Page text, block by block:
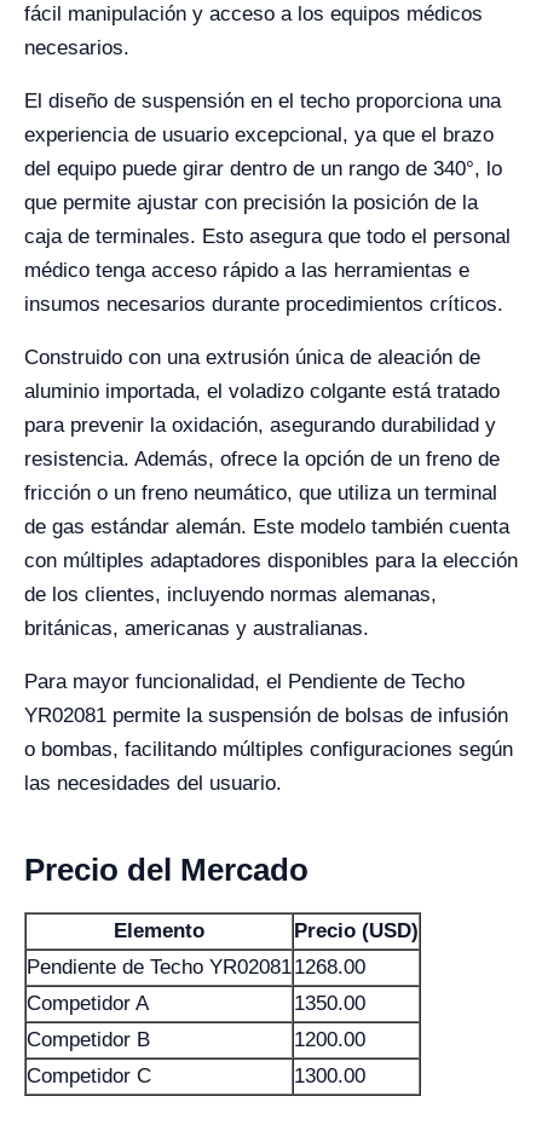
fácil manipulación y acceso a los equipos médicos
necesarios.
El diseño de suspensión en el techo proporciona una
experiencia de usuario excepcional, ya que el brazo
del equipo puede girar dentro de un rango de 340°, lo
que permite ajustar con precisión la posición de la
caja de terminales. Esto asegura que todo el personal
médico tenga acceso rápido a las herramientas e
insumos necesarios durante procedimientos críticos.
Construido con una extrusión única de aleación de
aluminio importada, el voladizo colgante está tratado
para prevenir la oxidación, asegurando durabilidad y
resistencia. Además, ofrece la opción de un freno de
fricción o un freno neumático, que utiliza un terminal
de gas estándar alemán. Este modelo también cuenta
con múltiples adaptadores disponibles para la elección
de los clientes, incluyendo normas alemanas,
británicas, americanas y australianas.
Para mayor funcionalidad, el Pendiente de Techo
YR02081 permite la suspensión de bolsas de infusión
o bombas, facilitando múltiples configuraciones según
las necesidades del usuario.
Precio del Mercado
Elemento
Precio (USD)
Pendiente de Techo YR020811268.00
Competidor A
1350.00
Competidor B
1200.00
Competidor C
1300.00